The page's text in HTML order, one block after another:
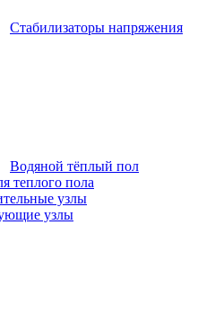
Стабилизаторы напряжения
Водяной тёплый пол
теплого пола
узлы
узлы